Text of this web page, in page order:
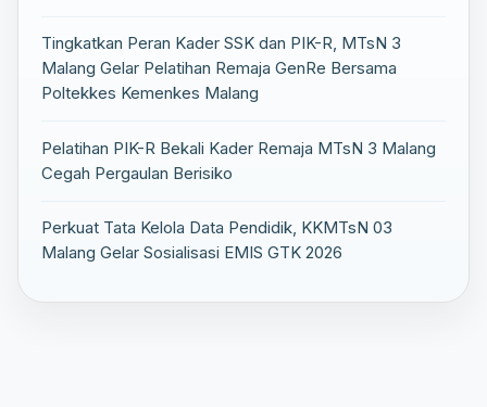
Tingkatkan Peran Kader SSK dan PIK-R, MTsN 3
Malang Gelar Pelatihan Remaja GenRe Bersama
Poltekkes Kemenkes Malang
Pelatihan PIK-R Bekali Kader Remaja MTsN 3 Malang
Cegah Pergaulan Berisiko
Perkuat Tata Kelola Data Pendidik, KKMTsN 03
Malang Gelar Sosialisasi EMIS GTK 2026